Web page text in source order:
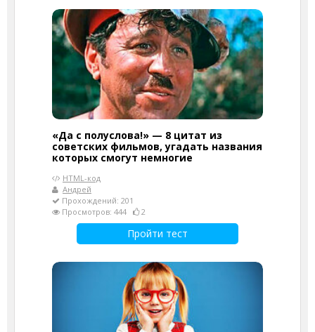
«Да с полуслова!» — 8 цитат из
советских фильмов, угадать названия
которых смогут немногие
HTML-код
Андрей
Прохождений: 201
Просмотров: 444
2
Пройти тест